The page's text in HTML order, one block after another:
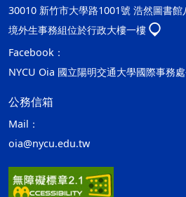
30010 新竹市大學路1001號 浩然圖書館
境外生事務組位於行政大樓一樓
Facebook：
NYCU Oia 國立陽明交通大學國際事務
公務信箱
Mail：
oia@nycu.edu.tw